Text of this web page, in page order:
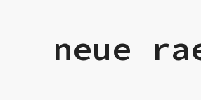
neue